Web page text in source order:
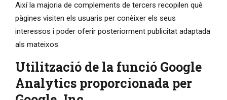
Així la majoria de complements de tercers recopilen què
pàgines visiten els usuaris per conèixer els seus
interessos i poder oferir posteriorment publicitat adaptada
als mateixos.
Utilització de la funció Google
Analytics proporcionada per